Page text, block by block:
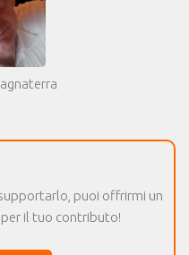
puoi offrirmi un
il tuo contributo!